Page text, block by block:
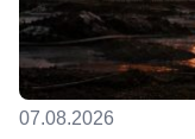
07.08.2026